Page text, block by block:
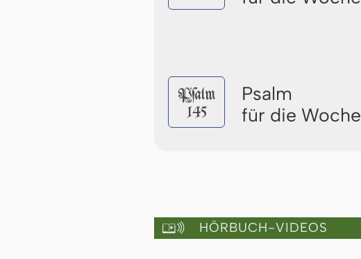
Pſalm
145
Psalm
für die Woche
 HÖRBUCH-VIDEOS